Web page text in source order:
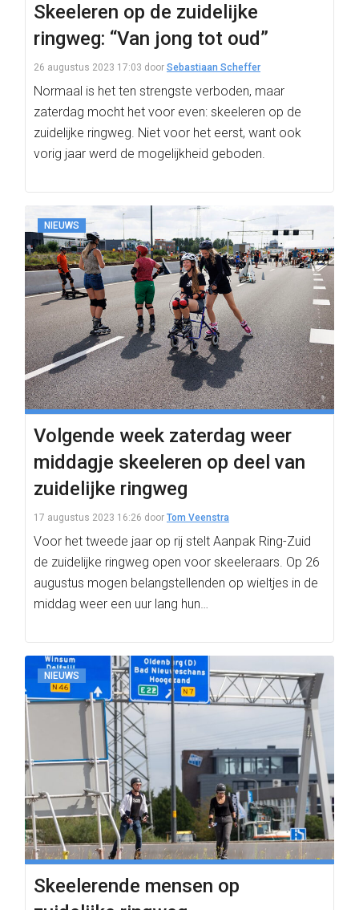
Skeeleren op de zuidelijke
ringweg: “Van jong tot oud”
26 augustus 2023 17:03 door Sebastiaan Scheffer
Normaal is het ten strengste verboden, maar
zaterdag mocht het voor even: skeeleren op de
zuidelijke ringweg. Niet voor het eerst, want ook
vorig jaar werd de mogelijkheid geboden.
NIEUWS
Volgende week zaterdag weer
middagje skeeleren op deel van
zuidelijke ringweg
17 augustus 2023 16:26 door Tom Veenstra
Voor het tweede jaar op rij stelt Aanpak Ring-Zuid
de zuidelijke ringweg open voor skeeleraars. Op 26
augustus mogen belangstellenden op wieltjes in de
middag weer een uur lang hun…
NIEUWS
Skeelerende mensen op